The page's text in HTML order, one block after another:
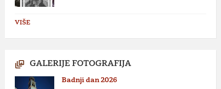
VIŠE
GALERIJE FOTOGRAFIJA
Badnji dan 2026